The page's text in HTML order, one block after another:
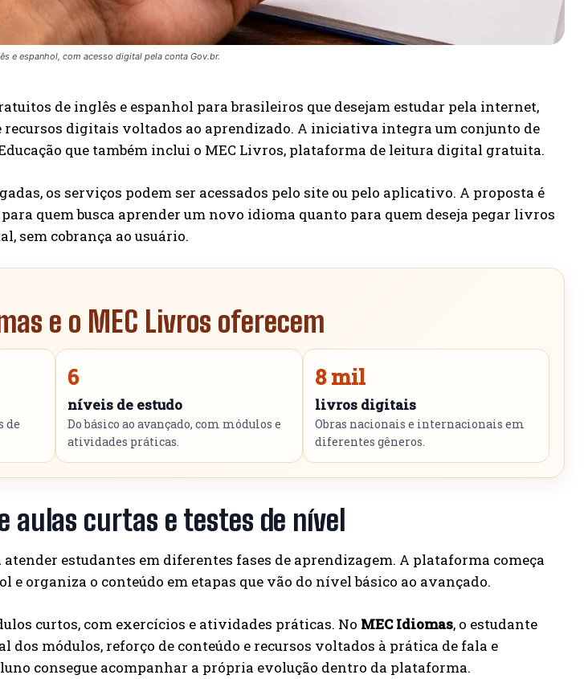
e espanhol, com acesso digital pela conta Gov.br.
de inglês e espanhol para brasileiros que desejam estudar pela internet,
recursos digitais voltados ao aprendizado. A iniciativa integra um conjunto de
que também inclui o MEC Livros, plataforma de leitura digital gratuita.
os serviços podem ser acessados pelo site ou pelo aplicativo. A proposta é
quem busca aprender um novo idioma quanto para quem deseja pegar livros
sem cobrança ao usuário.
e o MEC Livros oferecem
de
6
níveis de estudo
Do básico ao avançado, com módulos e
atividades práticas.
8 mil
livros digitais
Obras nacionais e internacionais em
diferentes gêneros.
aulas curtas e testes de nível
estudantes em diferentes fases de aprendizagem. A plataforma começa
e organiza o conteúdo em etapas que vão do nível básico ao avançado.
curtos, com exercícios e atividades práticas. No MEC Idiomas, o estudante
dos módulos, reforço de conteúdo e recursos voltados à prática de fala e
consegue acompanhar a própria evolução dentro da plataforma.